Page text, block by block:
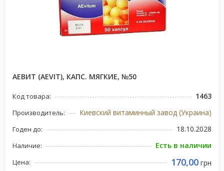
АЕВИТ (AEVIT), КАПС. МЯГКИЕ, №50
Код товара: 1463
Производитель: Киевский витаминный завод (Украина)
Годен до: 18.10.2028
Наличие: Есть в наличии
Цена: 170,00 грн